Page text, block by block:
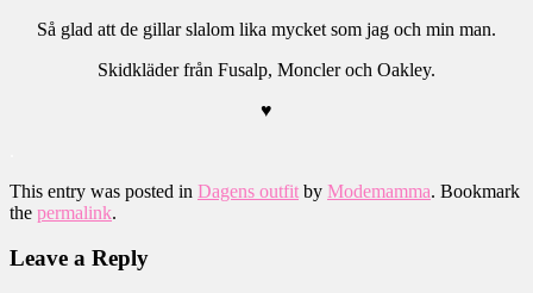
Så glad att de gillar slalom lika mycket som jag och min man.
Skidkläder från Fusalp, Moncler och Oakley.
♥
This entry was posted in Dagens outfit by Modemamma. Bookmark
the permalink.
Leave a Reply